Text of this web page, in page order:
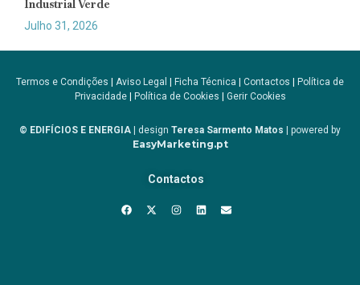
Industrial Verde
Julho 31, 2026
Termos e Condições | Aviso Legal | Ficha Técnica | Contactos | Política de
Privacidade| Política de Cookies | Gerir Cookies
© EDIFÍCIOS E ENERGIA | design Teresa Sarmento Matos | powered by
EasyMarketing.pt
Contactos